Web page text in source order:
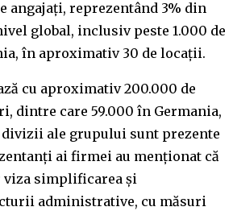
angajați, reprezentând 3% din
global, inclusiv peste 1.000 de
în aproximativ 30 de locații.
cu aproximativ 200.000 de
dintre care 59.000 în Germania,
ale grupului sunt prezente
ai firmei au menționat că
simplificarea și
administrative, cu măsuri